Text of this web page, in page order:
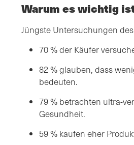
Warum es wichtig
Jüngste Untersuchungen
70 % der Käufer
82 % glauben, dass
bedeuten.
79 % betrachten ultra-
Gesundheit.
59 % kaufen eher